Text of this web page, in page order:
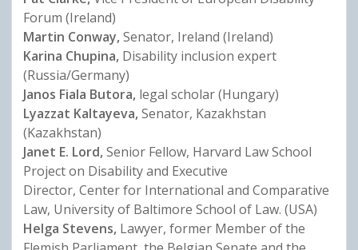
Forum (Ireland)
Martin Conway,Senator, Ireland (Ireland)
Karina Chupina,Disability inclusion expert
(Russia/Germany)
Janos Fiala Butora,legal scholar (Hungary)
Lyazzat Kaltayeva,Senator, Kazakhstan
(Kazakhstan)
Janet E. Lord,Senior Fellow, Harvard Law School
Project on Disability and Executive
Director, Center for International and Comparative
Law, University of Baltimore School of Law. (USA)
Helga Stevens,Lawyer, former Member of the